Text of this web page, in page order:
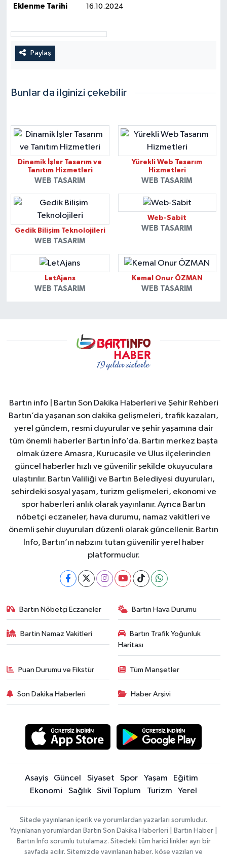
Eklenme Tarihi 16.10.2024
Paylaş
Bunlar da ilginizi çekebilir
Dinamik İşler Tasarım ve
Tanıtım Hizmetleri
WEB TASARIM
Yürekli Web Tasarım
Hizmetleri
WEB TASARIM
Gedik Bilişim Teknolojileri
WEB TASARIM
Web-Sabit
WEB TASARIM
LetAjans
WEB TASARIM
Kemal Onur ÖZMAN
WEB TASARIM
Bartın info | Bartın Son Dakika Haberleri ve Şehir Rehberi
Bartın’da yaşanan son dakika gelişmeleri, trafik kazaları,
yerel gündem, resmi duyurular ve şehir yaşamına dair
tüm önemli haberler Bartın İnfo’da. Bartın merkez başta
olmak üzere Amasra, Kurucaşile ve Ulus ilçelerinden
güncel haberler hızlı ve güvenilir şekilde okuyuculara
ulaştırılır. Bartın Valiliği ve Bartın Belediyesi duyuruları,
şehirdeki sosyal yaşam, turizm gelişmeleri, ekonomi ve
spor haberleri anlık olarak yayınlanır. Ayrıca Bartın
nöbetçi eczaneler, hava durumu, namaz vakitleri ve
önemli şehir duyuruları düzenli olarak güncellenir. Bartın
İnfo, Bartın’ın nabzını tutan güvenilir yerel haber
platformudur.
Bartın Nöbetçi Eczaneler Bartın Hava Durumu
Bartin Namaz Vakitleri
Bartın Trafik Yoğunluk
Haritası
Puan Durumu ve Fikstür Tüm Manşetler
Son Dakika Haberleri Haber Arşivi
Asayiş Güncel Siyaset Spor Yaşam
Eğitim
Ekonomi
Sağlık Sivil Toplum Turizm Yerel
Sitede yayınlanan içerik ve yorumlardan yazarları sorumludur.
Yayınlanan yorumlardan Bartın Son Dakika Haberleri | Bartın Haber |
Bartın İnfo sorumlu tutulamaz. Sitedeki tüm harici linkler ayrı bir
sayfada açılır. Sitemizde yayınlanan haber, köşe yazıları ve